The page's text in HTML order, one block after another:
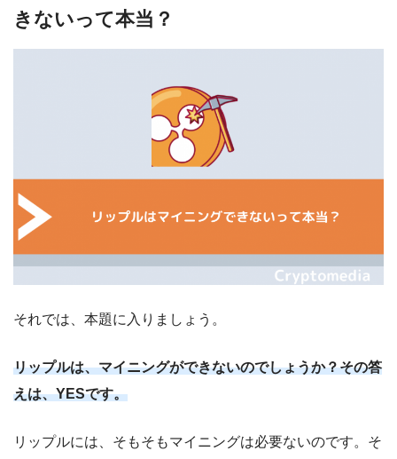
きないって本当？
それでは、本題に入りましょう。
リップルは、マイニングができないのでしょうか？その答
えは、YESです。
リップルには、そもそもマイニングは必要ないのです。そ